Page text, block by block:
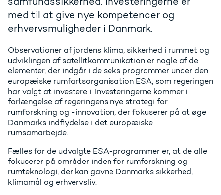
med til at give nye kompetencer og
erhvervsmuligheder i Danmark.
Observationer af jordens klima, sikkerhed i rummet og
udviklingen af satellitkommunikation er nogle af de
elementer, der indgår i de seks programmer under den
europæiske rumfartsorganisation ESA, som regeringen
har valgt at investere i. Investeringerne kommer i
forlængelse af regeringens nye strategi for
rumforskning og -innovation, der fokuserer på at øge
Danmarks indflydelse i det europæiske
rumsamarbejde.
Fælles for de udvalgte ESA-programmer er, at de alle
fokuserer på områder inden for rumforskning og
rumteknologi, der kan gavne Danmarks sikkerhed,
klimamål og erhvervsliv.